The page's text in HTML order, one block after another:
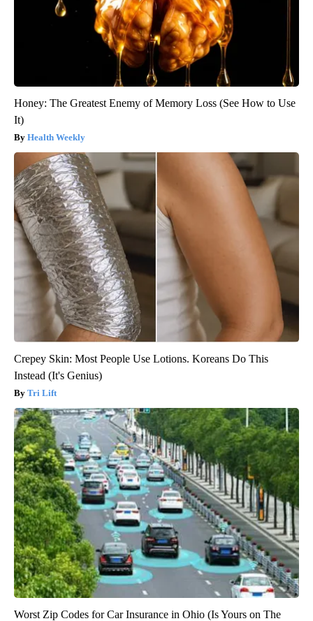
Honey: The Greatest Enemy of Memory Loss (See How to Use
It)
Health Weekly
Crepey Skin: Most People Use Lotions. Koreans Do This
Instead (It's Genius)
Tri Lift
Worst Zip Codes for Car Insurance in Ohio (Is Yours on The